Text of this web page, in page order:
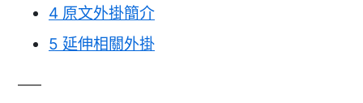
4 原文外掛簡介
5 延伸相關外掛